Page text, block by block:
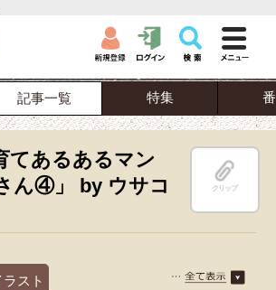
記事一覧 特集
てあるあるマン
ん④」 by ウサコ
クリップ
スト